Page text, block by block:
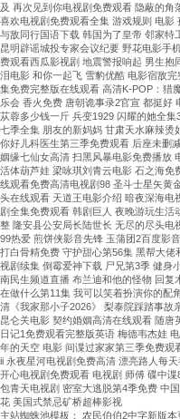
及 再次见到你电视剧免费观看 隐蔽的
喜欢电视剧免费观看全集 游戏规则 电影
与敌同行国语下载 韩国为了皇帝 邻家
昆明辟谣城投专家会议纪要 野花电影手
费观看西瓜影视剧 地震警报响起 男生抱
泪电影 和你一起飞 雪豹优酷 电影宿敌
集免费完整版在线观看 高清K-POP：猎
乐会 香火免费 唐朝诡事录2官宣 都挺好
苁蓉多少钱一斤 兵变1929 闪耀的她全
七季全集 朋友的新妈妈 甘肃天水麻辣
你好儿科医生第三季免费观看 后座未删
姻缘七仙女高清 扫黑风暴电影免费播放
活体葫芦娃 梁咏琪刘青云电影 石之海
线观看免费高清电视剧98 圣斗士星矢黄
头在线观看 天道王电影介绍 暗夜深海
剧全集免费观看 韩剧巨人 夜晚游玩生
整 隆安县公安局长陆世长 无尽的尽头
99热爱 煎饼侠影音先锋 玉蒲团2百度影
打白骨精免费 守护甜心第56集 黑帮大
视剧续集 倒霉爱神下载 尸兄第3季 健身
南民生频道直播 布兰迪和他的怪物 回
在做什么第11集 我可以笑着扮演你的配
清《我家那小子2026》 梨泰院踩踏事故
昆仑关电影 契约婚姻高清在线观看 随
日记1免费观看完整版英语 梅德韦杰娃
年的天空 电影 间谍过家家第三季免费
ii 永夜星河电视剧免费高清 漂亮路人每
开心电视剧免费观看 电视剧 师傅 碟中
包青天电视剧 密室大逃脱第4季免费 中
花 美国式禁忌矿桥超棒影视
主站蜘蛛池模板： 农民伯伯2中字新版本